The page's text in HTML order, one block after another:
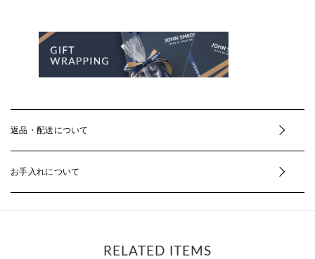
返品・配送について
お手入れについて
RELATED ITEMS